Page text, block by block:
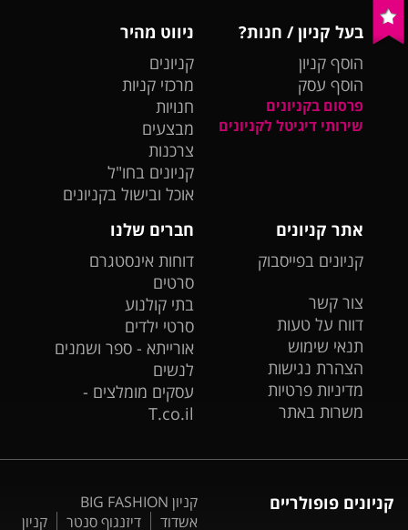
בעל קניון / חנות?
הוסף קניון
הוסף עסק
פרסום בקניונים
שירותי דיגיטל לקניונים
ניווט מהיר
קניונים
מרכזי קניות
חנויות
מבצעים
צרכנות
קניונים בחו"ל
אוכל ובישול בקניונים
אתר קניונים
קניונים בפייסבוק
צור קשר
דווח על טעות
תנאי שימוש
הצהרת נגישות
מדיניות פרטיות
משרות באתר
חברים שלנו
דוחות אינסטגרם
סרטים
בתי קולנוע
סרטי ילדים
אורייתא - ספר ושמנים
לנשים
עסקים מומלצים -
T.co.il
קניונים פופולריים
קניון BIG FASHION
אשדוד
דיזנגוף סנטר קניון